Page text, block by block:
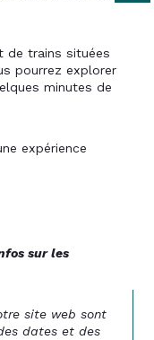
de trains situées
pourrez explorer
minutes de
expérience
sur les
site web sont
dates et des